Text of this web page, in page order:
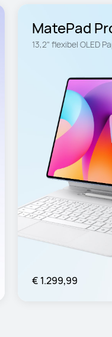
MatePad
13,2" flexibel OLED
€ 1.299,99